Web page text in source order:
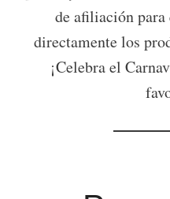
de afiliación para
directamente los
¡Celebra el